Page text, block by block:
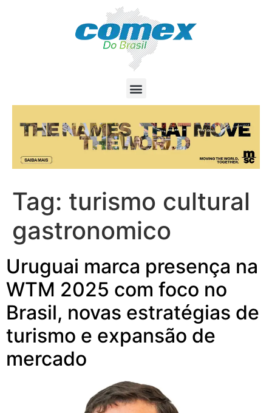
Tag: turismo cultural
gastronomico
Uruguai marca presença na
WTM 2025 com foco no
Brasil, novas estratégias de
turismo e expansão de
mercado